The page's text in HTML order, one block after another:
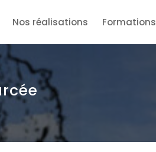
Nos réalisations Formations